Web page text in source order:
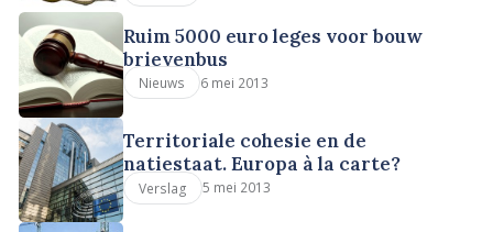
Ruim 5000 euro leges voor bouw
brievenbus
Nieuws 6 mei 2013
Territoriale cohesie en de
natiestaat. Europa à la carte?
Verslag 5 mei 2013